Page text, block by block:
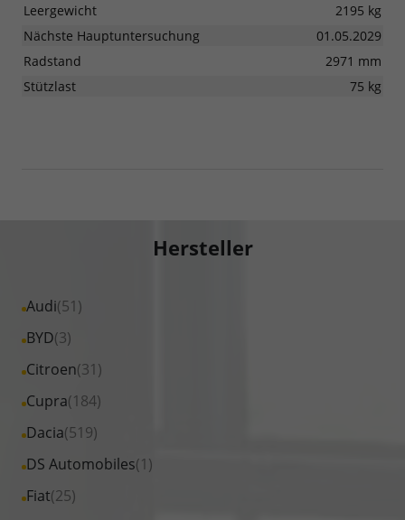
Leergewicht
2195 kg
Nächste Hauptuntersuchung
01.05.2029
Radstand
2971 mm
Stützlast
75 kg
Hersteller
Audi(51)
Alle
Fahrzeuge
Audi
anzeigen
BYD(3)
Alle
Fahrzeuge
BYD
anzeigen
Citroen(31)
Alle
Fahrzeuge
Citroen
anzeigen
Cupra(184)
Alle
Fahrzeuge
Cupra
anzeigen
Dacia(519)
Alle
Fahrzeuge
Dacia
DS Automobiles(1)
Alle
Fahrzeuge
Fiat(25)
Alle